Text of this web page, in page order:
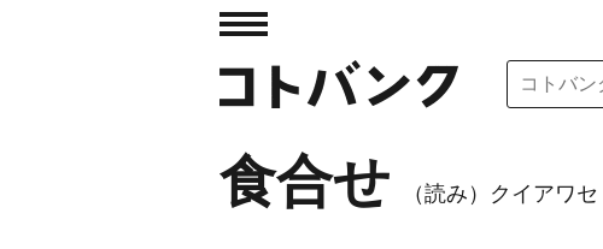
食合せ （読み）クイアワセ